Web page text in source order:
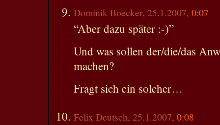
Dominik Boecker, 25.1.2007, 0:07
“Aber dazu später :-)”
Und was sollen der/die/das
machen?
Fragt sich ein solcher…
Felix Deutsch, 25.1.2007, 0:08